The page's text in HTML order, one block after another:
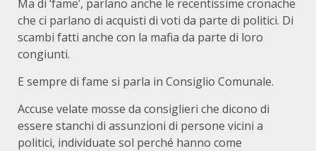
Ma di ‘fame’, parlano anche le recentissime cronache
che ci parlano di acquisti di voti da parte di politici. Di
scambi fatti anche con la mafia da parte di loro
congiunti.
E sempre di fame si parla in Consiglio Comunale.
Accuse velate mosse da consiglieri che dicono di
essere stanchi di assunzioni di persone vicini a
politici, individuate sol perché hanno come